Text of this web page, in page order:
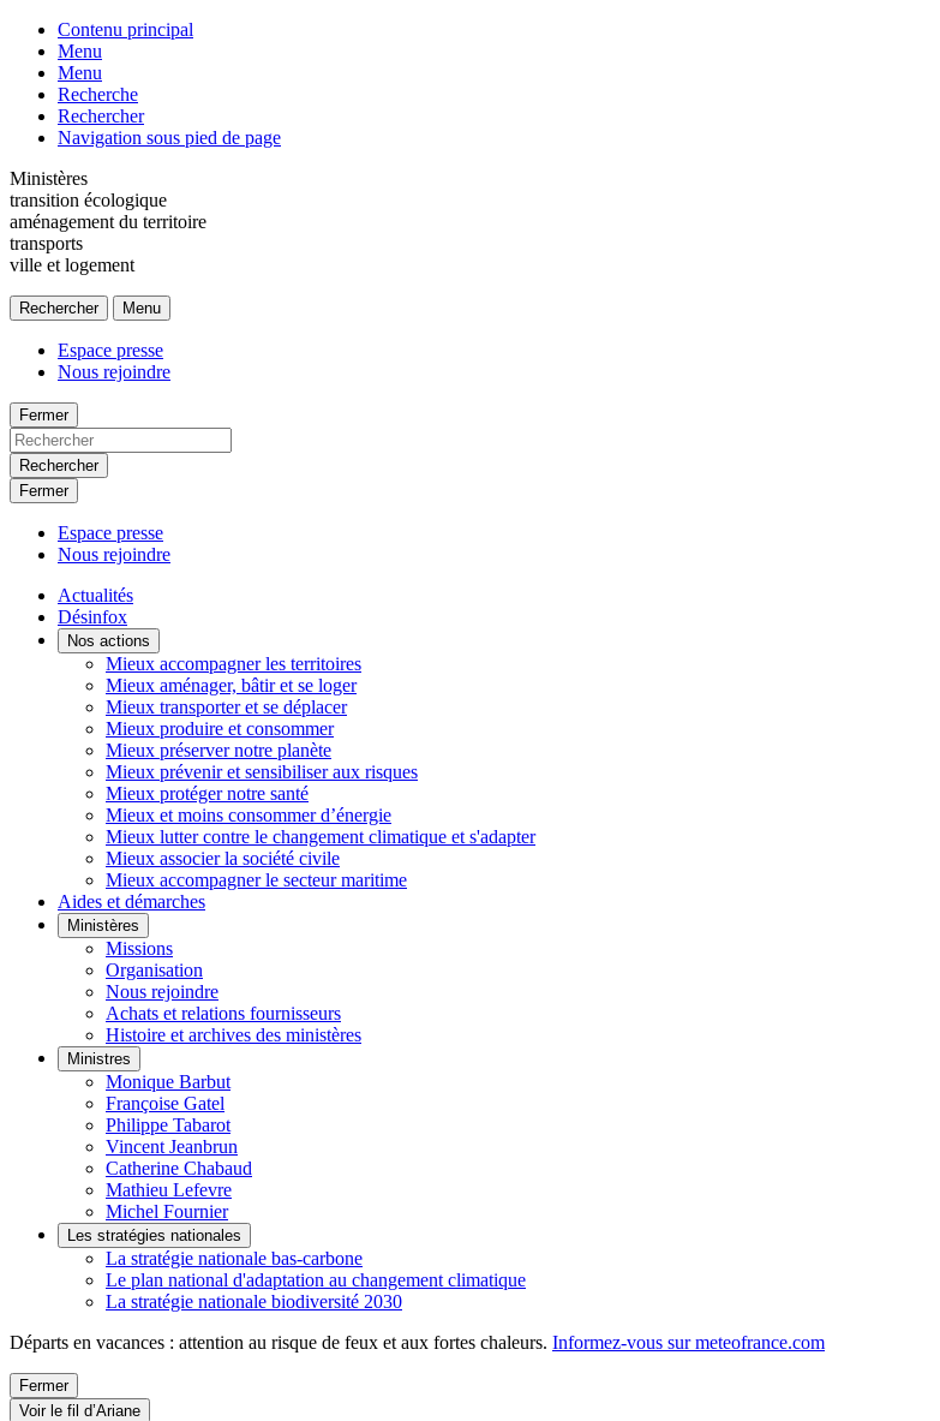
Contenu principal
Menu
Menu
Recherche
Rechercher
Navigation sous pied de page
Ministères
transition écologique
aménagement du territoire
transports
ville et logement
Rechercher Menu
Espace presse
Nous rejoindre
Fermer
Rechercher
Fermer
Espace presse
Nous rejoindre
Actualités
Désinfox
Nos actions
Mieux accompagner les territoires
Mieux aménager, bâtir et se loger
Mieux transporter et se déplacer
Mieux produire et consommer
Mieux préserver notre planète
Mieux prévenir et sensibiliser aux risques
Mieux protéger notre santé
Mieux et moins consommer d’énergie
Mieux lutter contre le changement climatique et s'adapter
Mieux associer la société civile
Mieux accompagner le secteur maritime
Aides et démarches
Ministères
Missions
Organisation
Nous rejoindre
Achats et relations fournisseurs
Histoire et archives des ministères
Ministres
Monique Barbut
Françoise Gatel
Philippe Tabarot
Vincent Jeanbrun
Catherine Chabaud
Mathieu Lefevre
Michel Fournier
Les stratégies nationales
La stratégie nationale bas-carbone
Le plan national d'adaptation au changement climatique
La stratégie nationale biodiversité 2030
Départs en vacances : attention au risque de feux et aux fortes chaleurs. Informez-vous sur meteofrance.com
Fermer
Voir le fil d’Ariane